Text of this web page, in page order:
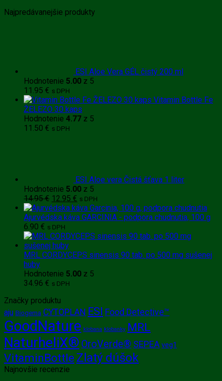
Najpredávanejšie produkty
ESI Aloe Vera GÉL čistý 200 ml
Hodnotenie 5.00 z 5
11.95 € s DPH
Vitamin Bottle Fe
ŽELEZO 30 kaps
Hodnotenie 4.77 z 5
11.50 € s DPH
ESI Aloe vera Čistá šťava 1 liter
Hodnotenie 5.00 z 5
14.95€ Pôvodná
cena
bola:
14.95 €.
12.95 € Aktuálna
cena
je:
s DPH
Ajurvédska káva GARCINIA - podpora chudnutia, 100 g
6.90 € s DPH
MRL CORDYCEPS sinensis 90 tab. po 500 mg sušenej
huby
Hodnotenie 5.00 z 5
34.96 € s DPH
Značky produktu
aju Biogema CYTOPLAN ESI Food Detective™
GoodNature klobana klobanky MRL
NaturheliX® OroVerde® SEPEA veg1
VitaminBottle Zlatý dúšok
Najnovšie recenzie